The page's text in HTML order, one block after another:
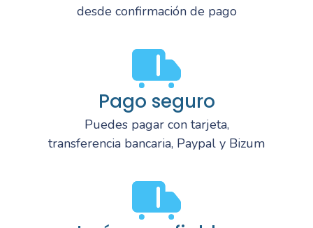
desde confirmación de pago
Pago seguro
Puedes pagar con tarjeta,
transferencia bancaria, Paypal y Bizum